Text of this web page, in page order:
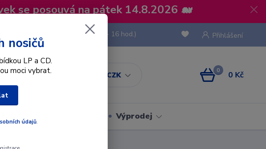
se posouvá na pátek 14.8.2026 🐋
CZK
Přihlášení
(Po-Pá, 8 - 16 hod.)
0 0 Kč
poukazy Výprodej
nosičů
LP a CD.
moci vybrat.
údajů.